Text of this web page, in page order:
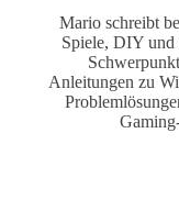
Mario schreibt
Spiele, DIY und
Anleitungen zu